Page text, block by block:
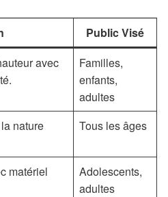
Public Visé
avec
Familles,
enfants,
adultes
nature
Tous les âges
matériel
Adolescents,
adultes